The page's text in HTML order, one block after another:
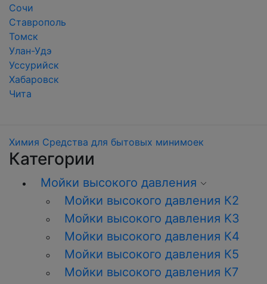
Сочи
Ставрополь
Томск
Улан-Удэ
Уссурийск
Хабаровск
Чита
Химия Средства для бытовых минимоек
Категории
Мойки высокого давления
Мойки высокого давления К2
Мойки высокого давления K3
Мойки высокого давления К4
Мойки высокого давления К5
Мойки высокого давления К7